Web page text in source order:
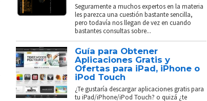
Seguramente a muchos expertos en la materia
les parezca una cuestión bastante sencilla,
pero todavía nos llegan de vez en cuando
bastantes consultas sobre...
Guía para Obtener
Aplicaciones Gratis y
Ofertas para iPad, iPhone o
iPod Touch
¿Te gustaría descargar aplicaciones gratis para
tu iPad/iPhone/iPod Touch? o quizá ¿te